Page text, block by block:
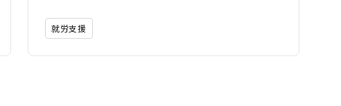
就労支援